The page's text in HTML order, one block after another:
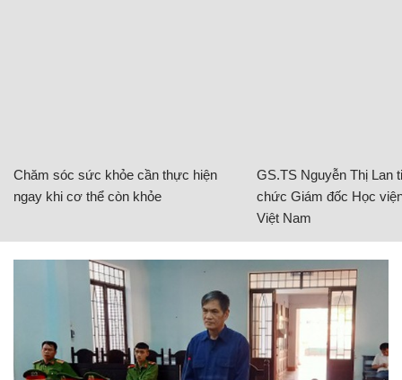
Chăm sóc sức khỏe cần thực hiện
ngay khi cơ thể còn khỏe
GS.TS Nguyễn Thị Lan
chức Giám đốc Học
Việt Nam